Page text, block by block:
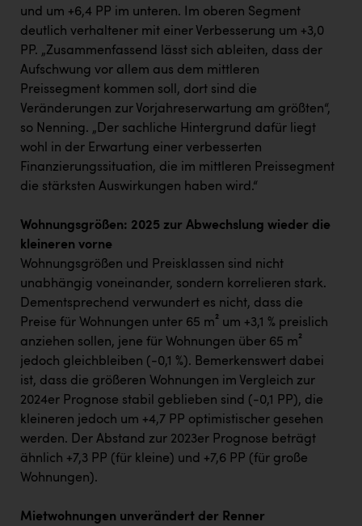
und um +6,4 PP im unteren. Im oberen Segment
deutlich verhaltener mit einer Verbesserung um +3,0
PP. „Zusammenfassend lässt sich ableiten, dass der
Aufschwung vor allem aus dem mittleren
Preissegment kommen soll, dort sind die
Veränderungen zur Vorjahreserwartung am größten“,
so Nenning. „Der sachliche Hintergrund dafür liegt
wohl in der Erwartung einer verbesserten
Finanzierungssituation, die im mittleren Preissegment
die stärksten Auswirkungen haben wird.“
Wohnungsgrößen: 2025 zur Abwechslung wieder die
kleineren vorne
Wohnungsgrößen und Preisklassen sind nicht
unabhängig voneinander, sondern korrelieren stark.
Dementsprechend verwundert es nicht, dass die
Preise für Wohnungen unter 65 m² um +3,1 % preislich
anziehen sollen, jene für Wohnungen über 65 m²
jedoch gleichbleiben (-0,1 %). Bemerkenswert dabei
ist, dass die größeren Wohnungen im Vergleich zur
2024er Prognose stabil geblieben sind (-0,1 PP), die
kleineren jedoch um +4,7 PP optimistischer gesehen
werden. Der Abstand zur 2023er Prognose beträgt
ähnlich +7,3 PP (für kleine) und +7,6 PP (für große
Wohnungen).
Mietwohnungen unverändert der Renner